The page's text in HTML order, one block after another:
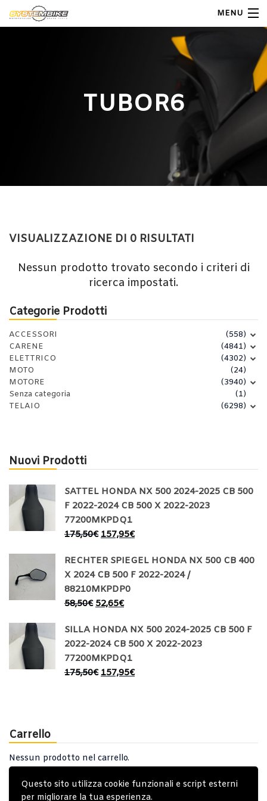
Questo sito utilizza cookie funzionali e script esterni
per migliorare la tua esperienza.
MENU
TUBOR6
Categorie Prodotti
ACCESSORI
(558)
CARENE
(4841)
ELETTRICO
(4302)
MOTO
(24)
MOTORE
(3940)
Senza categoria
(1)
TELAIO
(6298)
Nuovi Prodotti
SATTEL HONDA NX 500 2024-2025 CB 500
F 2022-2024 CB 500 X 2022-2023
77200MKPDQ1
175,50€ 157,95€
RECHTER SPIEGEL HONDA NX 500 CB 400
X 2024 CB 500 F 2022-2024 /
88210MKPDP0
58,50€ 52,65€
SILLA HONDA NX 500 2024-2025 CB 500 F
2022-2024 CB 500 X 2022-2023
77200MKPDQ1
175,50€ 157,95€
Carrello
Nessun prodotto nel carrello.
VISUALIZZAZIONE DI 0 RISULTATI
Nessun prodotto trovato secondo i criteri di
ricerca impostati.